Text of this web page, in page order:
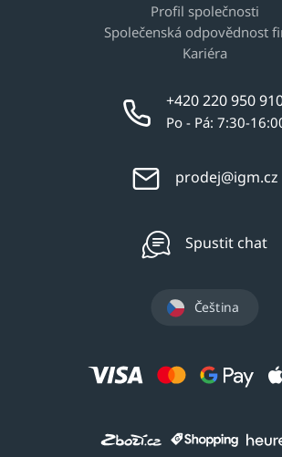
Profil společnosti
Společenská odpovědnost
Kariéra
+420 220 950
Po - Pá: 7:30-
prodej@igm.cz
Spustit chat
Čeština